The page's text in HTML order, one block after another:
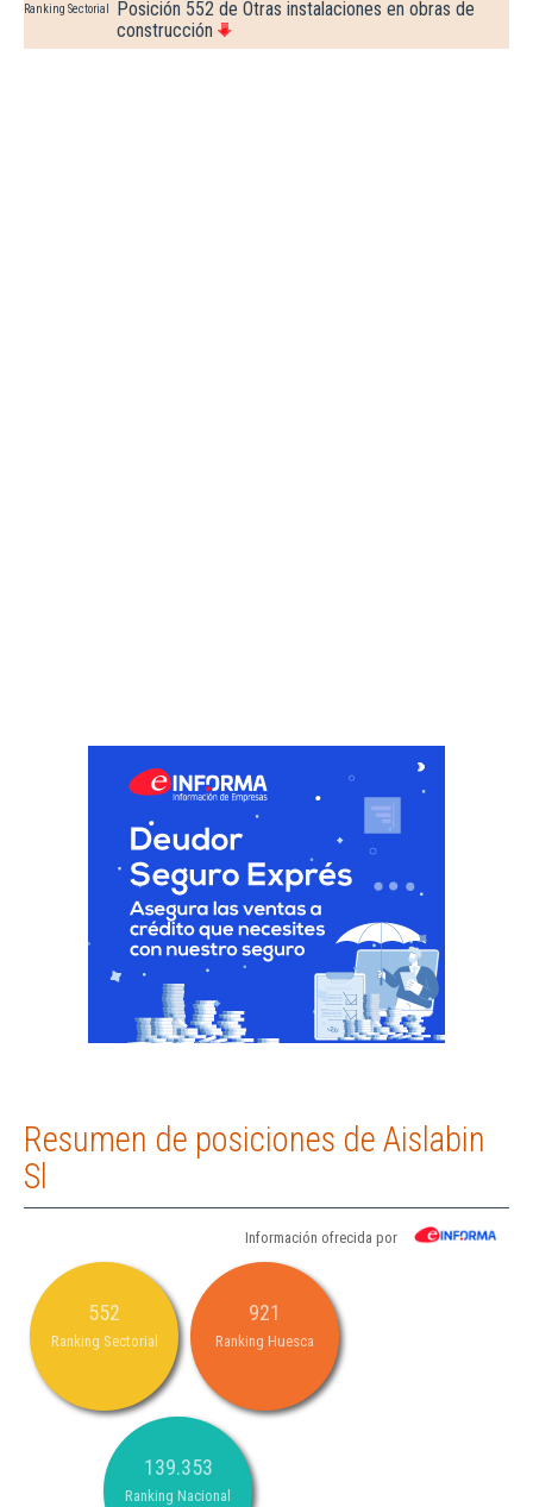
Ranking Sectorial
Posición 552 de Otras instalaciones en obras de
construcción
Resumen de posiciones de Aislabin
Sl
Información ofrecida por
552
Ranking Sectorial
921
Ranking Huesca
139.353
Ranking Nacional